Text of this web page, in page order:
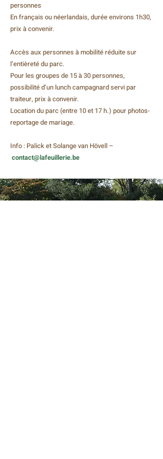
personnes
En français ou néerlandais, durée environs 1h30,
prix à convenir.
Accès aux personnes à mobilité réduite sur
l’entièreté du parc.
Pour les groupes de 15 à 30 personnes,
possibilité d’un lunch campagnard servi par
traiteur, prix à convenir.
Location du parc (entre 10 et 17 h.) pour photos-
reportage de mariage.
Info : Palick et Solange van Hövell –
contact@lafeuillerie.be